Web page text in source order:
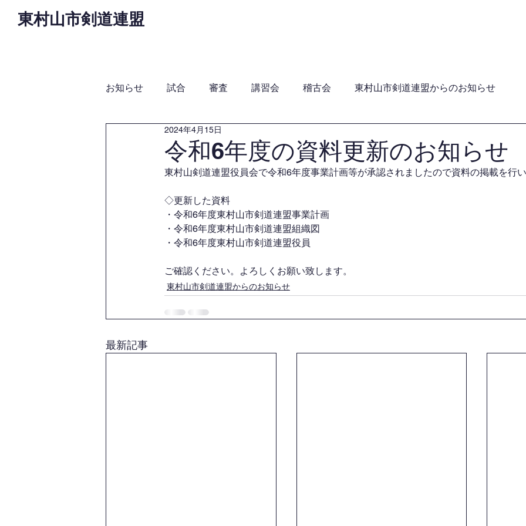
東村山市剣道連盟
お知らせ 試合 審査 講習会 稽古会 東村山市剣道連盟からのお知らせ
令和6年度の資料更新のお知らせ
2024年4月15日
東村山剣道連盟役員会で令和6年度事業計画等が承認されましたので資料の掲載を行い
◇更新した資料
・令和6年度東村山市剣道連盟事業計画
・令和6年度東村山市剣道連盟組織図
・令和6年度東村山市剣道連盟役員
ご確認ください。よろしくお願い致します。
東村山市剣道連盟からのお知らせ
最新記事